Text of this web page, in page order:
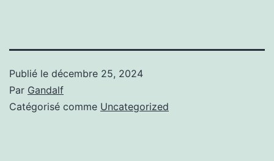
Publié le décembre 25, 2024
Par Gandalf
Catégorisé comme Uncategorized